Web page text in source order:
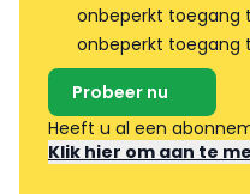
onbeperkt toegang
onbeperkt toegang
Probeer nu
Heeft u al een
Klik hier om aan te